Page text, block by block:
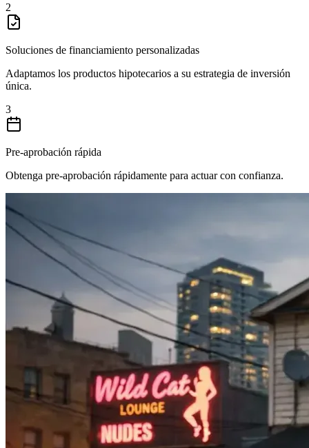
2
Soluciones de financiamiento personalizadas
Adaptamos los productos hipotecarios a su estrategia de inversión
única.
3
Pre-aprobación rápida
Obtenga pre-aprobación rápidamente para actuar con confianza.